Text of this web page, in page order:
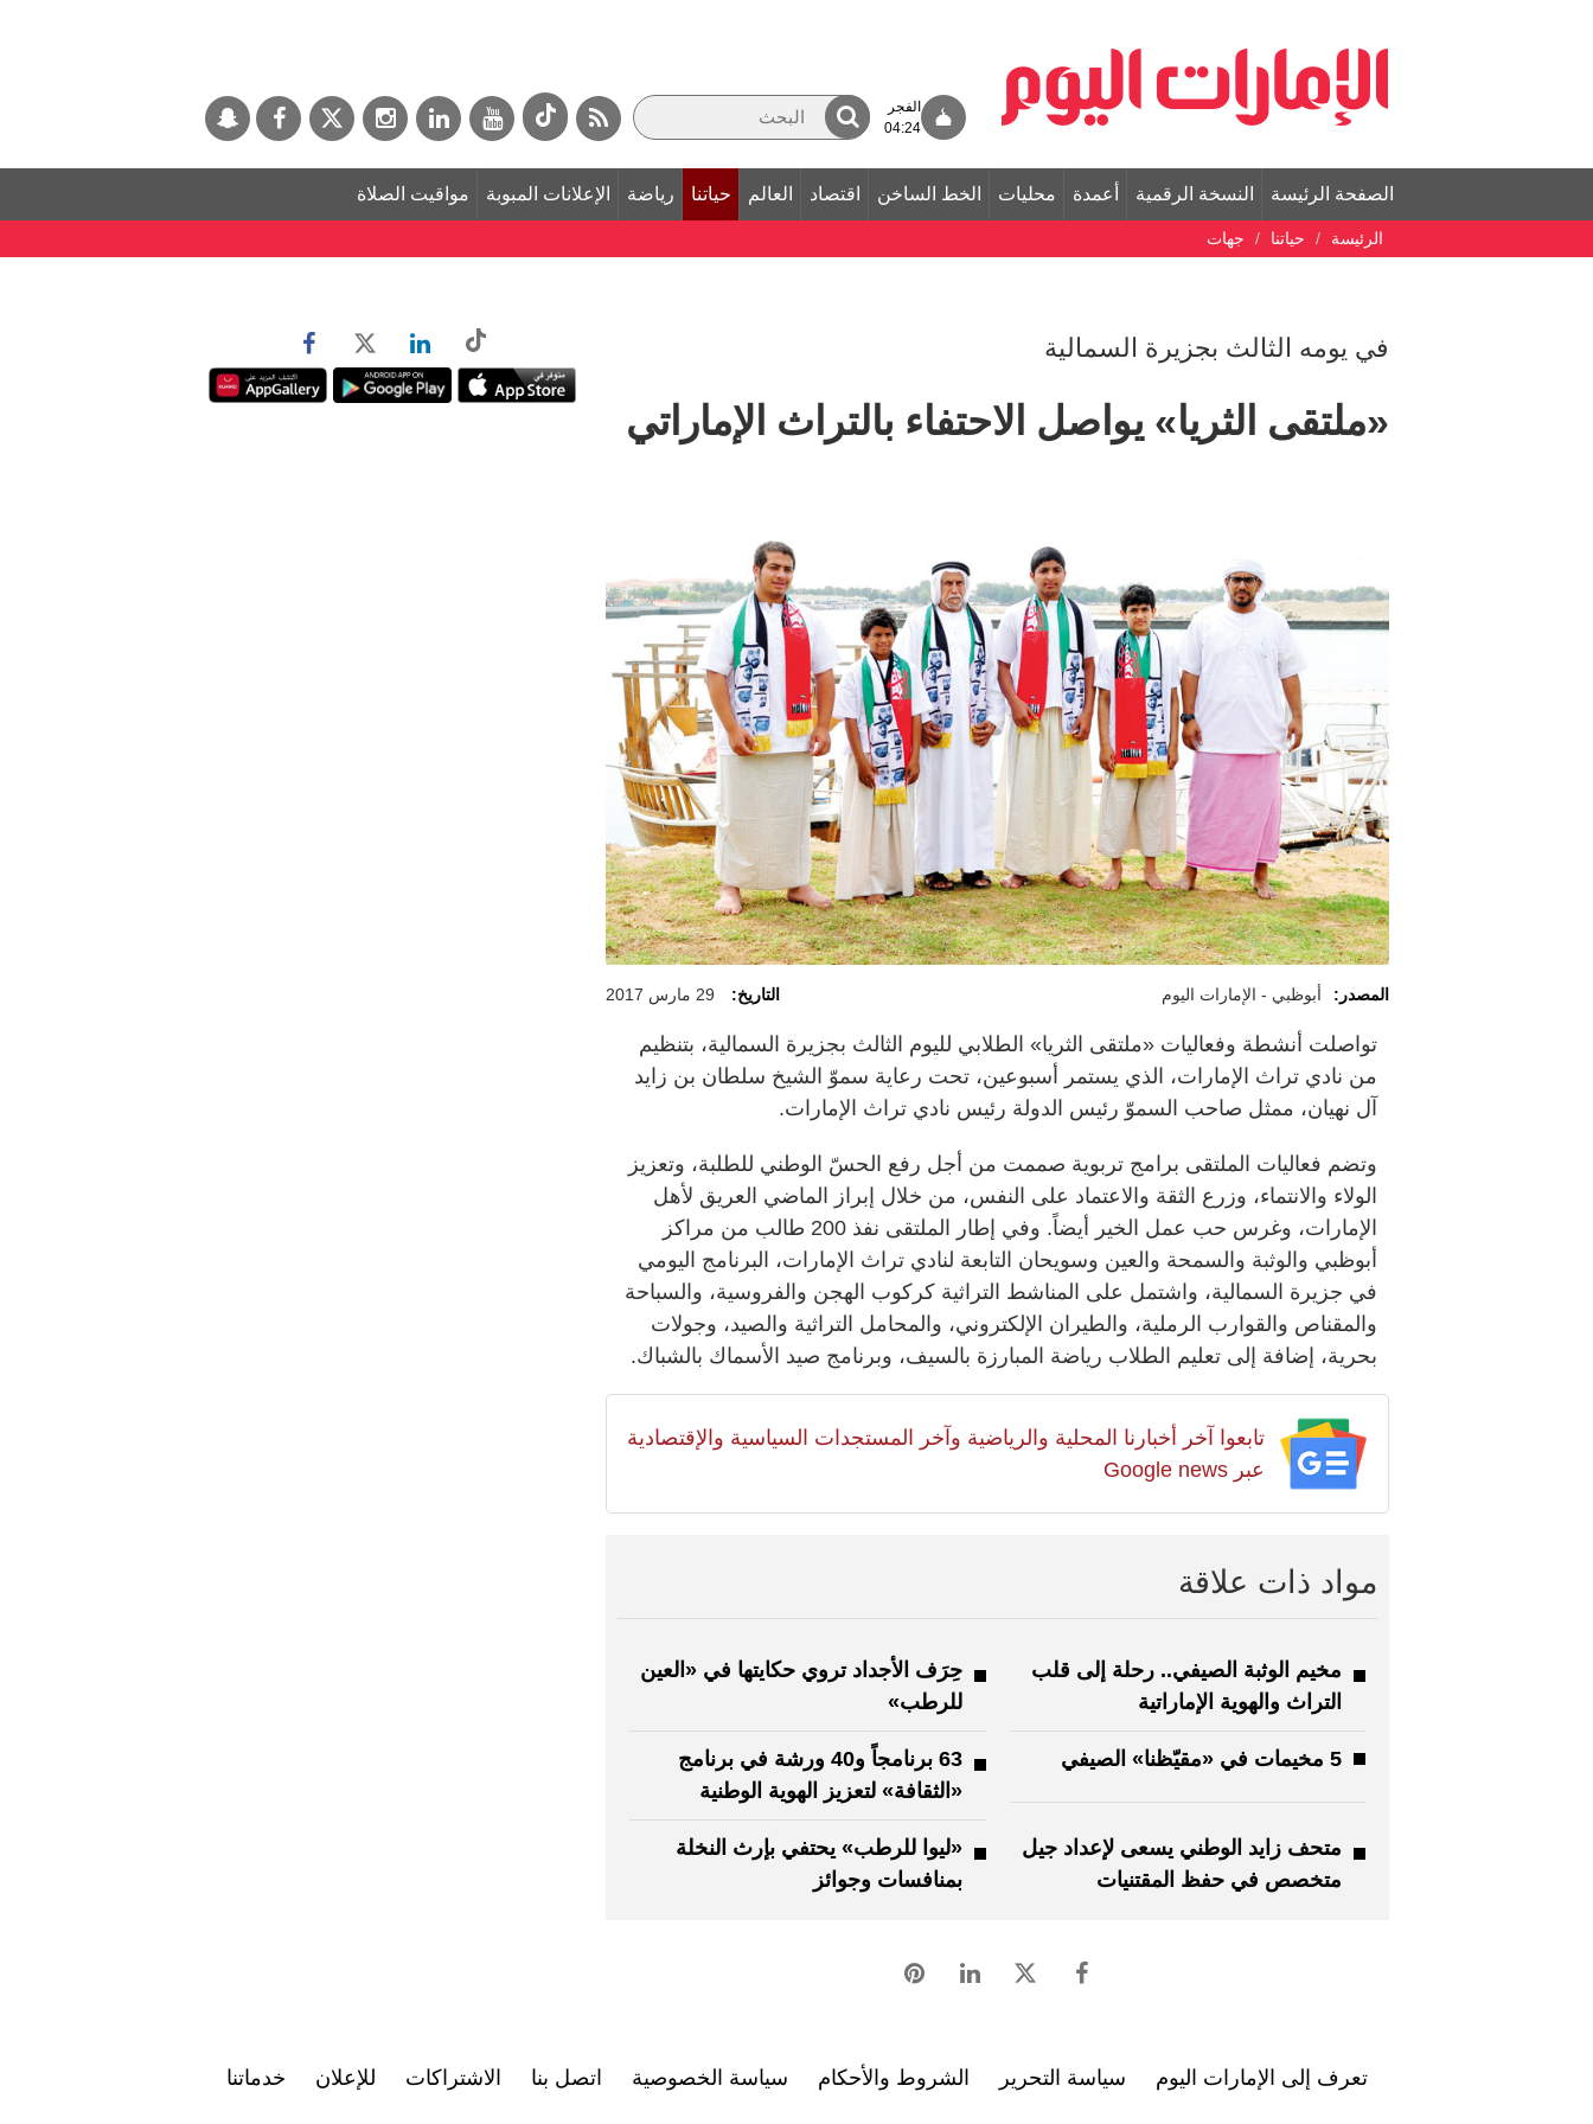
الفجر
04:24
الصفحة الرئيسة النسخة الرقمية أعمدة محليات الخط الساخن اقتصاد العالم حياتنا رياضة الإعلانات المبوبة مواقيت الصلاة
الرئيسة حياتنا جهات
في يومه الثالث بجزيرة السمالية
«ملتقى الثريا» يواصل الاحتفاء بالتراث الإماراتي
المصدر: أبوظبي - الإمارات اليوم التاريخ: 29 مارس 2017
تواصلت أنشطة وفعاليات «ملتقى الثريا» الطلابي لليوم الثالث بجزيرة السمالية، بتنظيم
من نادي تراث الإمارات، الذي يستمر أسبوعين، تحت رعاية سموّ الشيخ سلطان بن زايد
آل نهيان، ممثل صاحب السموّ رئيس الدولة رئيس نادي تراث الإمارات.
وتضم فعاليات الملتقى برامج تربوية صممت من أجل رفع الحسّ الوطني للطلبة، وتعزيز
الولاء والانتماء، وزرع الثقة والاعتماد على النفس، من خلال إبراز الماضي العريق لأهل
الإمارات، وغرس حب عمل الخير أيضاً. وفي إطار الملتقى نفذ 200 طالب من مراكز
أبوظبي والوثبة والسمحة والعين وسويحان التابعة لنادي تراث الإمارات، البرنامج اليومي
في جزيرة السمالية، واشتمل على المناشط التراثية كركوب الهجن والفروسية، والسباحة
والمقناص والقوارب الرملية، والطيران الإلكتروني، والمحامل التراثية والصيد، وجولات
بحرية، إضافة إلى تعليم الطلاب رياضة المبارزة بالسيف، وبرنامج صيد الأسماك بالشباك.
تابعوا آخر أخبارنا المحلية والرياضية وآخر المستجدات السياسية والإقتصادية
عبر Google news
مواد ذات علاقة
مخيم الوثبة الصيفي.. رحلة إلى قلب
التراث والهوية الإماراتية
حِرَف الأجداد تروي حكايتها في «العين
للرطب»
5 مخيمات في «مقيّظنا» الصيفي
63 برنامجاً و40 ورشة في برنامج
«الثقافة» لتعزيز الهوية الوطنية
متحف زايد الوطني يسعى لإعداد جيل
متخصص في حفظ المقتنيات
«ليوا للرطب» يحتفي بإرث النخلة
بمنافسات وجوائز
تعرف إلى الإمارات اليوم سياسة التحرير الشروط والأحكام سياسة الخصوصية اتصل بنا الاشتراكات للإعلان خدماتنا